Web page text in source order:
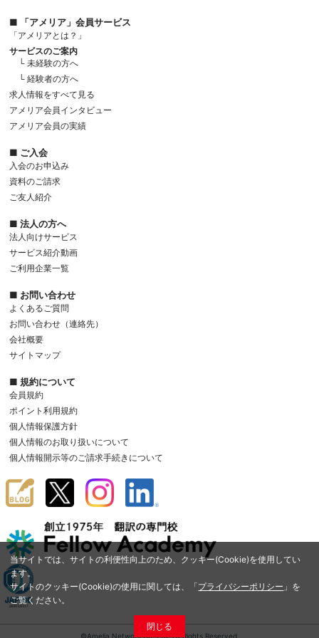
当サイトでは、サイトの利便性向上のため、クッキー(Cookie)を使用してい
ます。
サイトのクッキー(Cookie)の使用に関しては、「プライバシーポリシー 」を
ご覧ください。
閉じる
■ 「アメリア」会員サービス
「アメリアとは？」
サービスのご案内
└ 未経験の方へ
└ 経験者の方へ
求人情報をすべて見る
アメリア会員インタビュー
アメリア会員の実績
■ ご入会
入会のお申込み
資料のご請求
ご友人紹介
■ 法人の方へ
法人向けサービス
サービス紹介動画
ご利用企業一覧
■ お問い合わせ
よくあるご質問
お問い合わせ（連絡先）
会社概要
サイトマップ
■ 規約について
会員規約
ポイント利用規約
個人情報保護方針
個人情報のお取り扱いについて
個人情報開示等のご請求手続きについて
©Amelia Network Co.,Ltd. All Rights Reserved.